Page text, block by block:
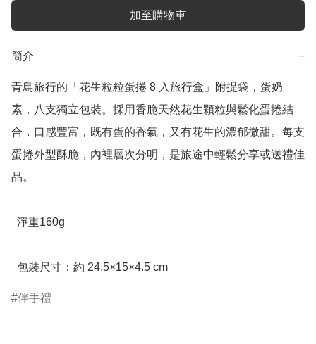
加至購物車
簡介 −
青鳥旅行的「花生粒粒蛋捲 8 入旅行盒」附提袋，蛋奶
素，八支獨立包裝。採用香脆天然花生顆粒與鬆化蛋捲結
合，口感豐富，既有蛋的香氣，又有花生的濃郁微甜。每支
蛋捲外型酥脆，內裡層次分明，是旅途中輕鬆分享或送禮佳
品。
  包裝尺寸：約 24.5×15×4.5 cm
伴手禮